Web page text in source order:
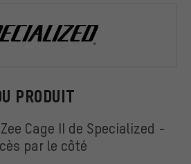
PRODUIT
Cage II de Specialized -
par le côté